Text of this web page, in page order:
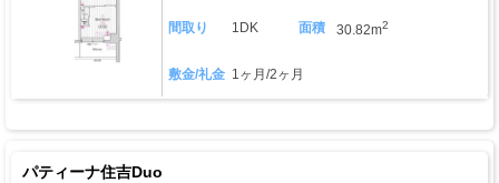
間取り 1DK 面積 30.82m2
敷金/礼金 1ヶ月/2ヶ月
パティーナ住吉Duo